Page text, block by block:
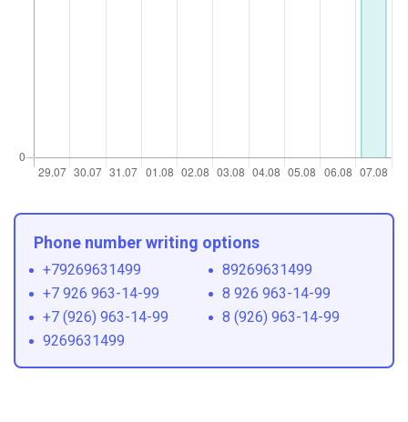
Phone number writing options
+79269631499
89269631499
+7 926 963-14-99
8 926 963-14-99
+7 (926) 963-14-99
8 (926) 963-14-99
9269631499